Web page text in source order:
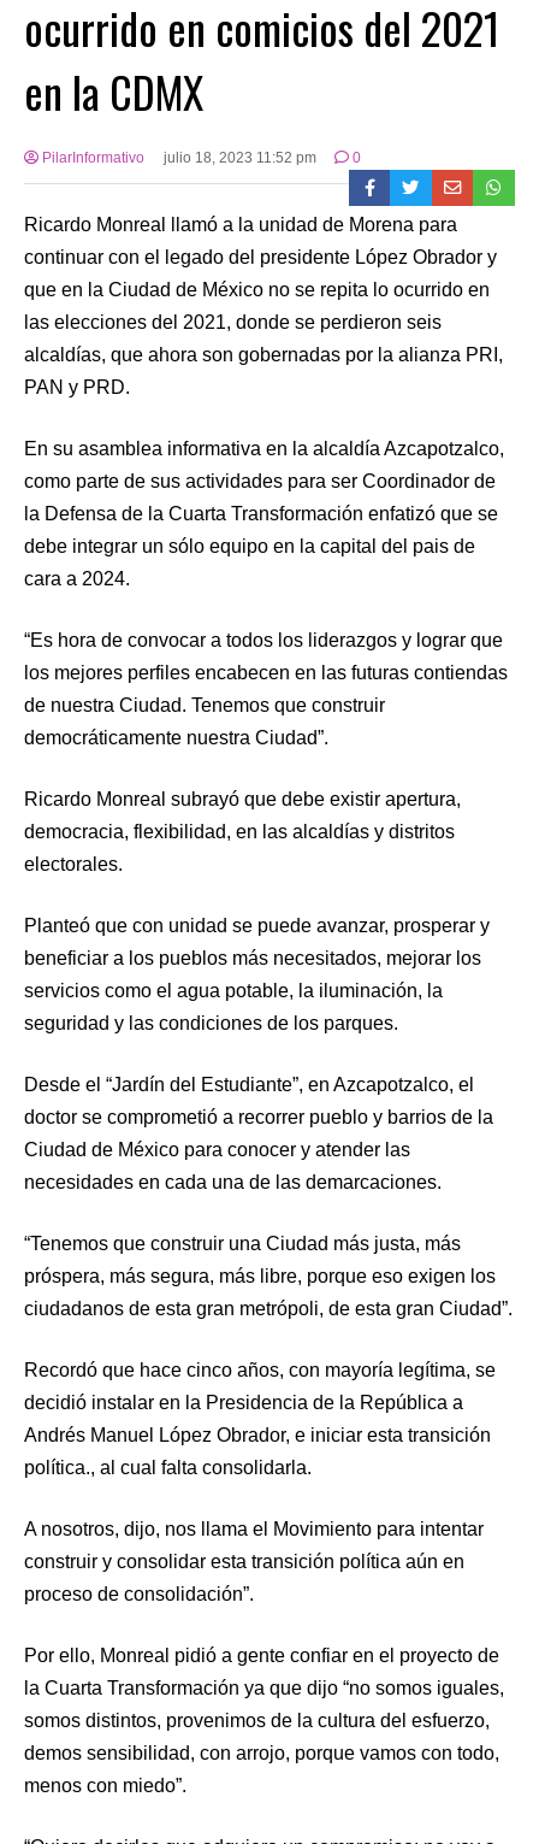
ocurrido en comicios del 2021
en la CDMX
PilarInformativo julio 18, 2023 11:52 pm 0
Ricardo Monreal llamó a la unidad de Morena para
continuar con el legado del presidente López Obrador y
que en la Ciudad de México no se repita lo ocurrido en
las elecciones del 2021, donde se perdieron seis
alcaldías, que ahora son gobernadas por la alianza PRI,
PAN y PRD.
En su asamblea informativa en la alcaldía Azcapotzalco,
como parte de sus actividades para ser Coordinador de
la Defensa de la Cuarta Transformación enfatizó que se
debe integrar un sólo equipo en la capital del pais de
cara a 2024.
“Es hora de convocar a todos los liderazgos y lograr que
los mejores perfiles encabecen en las futuras contiendas
de nuestra Ciudad. Tenemos que construir
democráticamente nuestra Ciudad”.
Ricardo Monreal subrayó que debe existir apertura,
democracia, flexibilidad, en las alcaldías y distritos
electorales.
Planteó que con unidad se puede avanzar, prosperar y
beneficiar a los pueblos más necesitados, mejorar los
servicios como el agua potable, la iluminación, la
seguridad y las condiciones de los parques.
Desde el “Jardín del Estudiante”, en Azcapotzalco, el
doctor se comprometió a recorrer pueblo y barrios de la
Ciudad de México para conocer y atender las
necesidades en cada una de las demarcaciones.
“Tenemos que construir una Ciudad más justa, más
próspera, más segura, más libre, porque eso exigen los
ciudadanos de esta gran metrópoli, de esta gran Ciudad”.
Recordó que hace cinco años, con mayoría legítima, se
decidió instalar en la Presidencia de la República a
Andrés Manuel López Obrador, e iniciar esta transición
política., al cual falta consolidarla.
A nosotros, dijo, nos llama el Movimiento para intentar
construir y consolidar esta transición política aún en
proceso de consolidación”.
Por ello, Monreal pidió a gente confiar en el proyecto de
la Cuarta Transformación ya que dijo “no somos iguales,
somos distintos, provenimos de la cultura del esfuerzo,
demos sensibilidad, con arrojo, porque vamos con todo,
menos con miedo”.